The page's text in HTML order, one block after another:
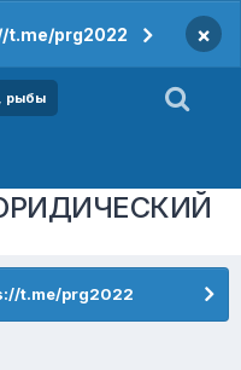
t.me/prg2022 ×
рыбы
t.me/prg2022